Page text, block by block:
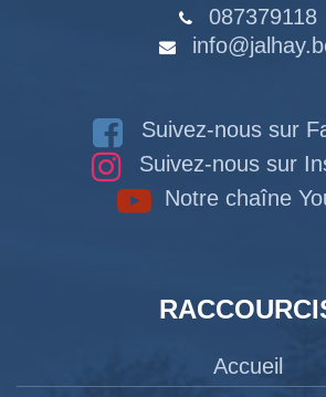
087379118
Suivez-nous sur
Suivez-nous sur
Notre chaîne
Accueil